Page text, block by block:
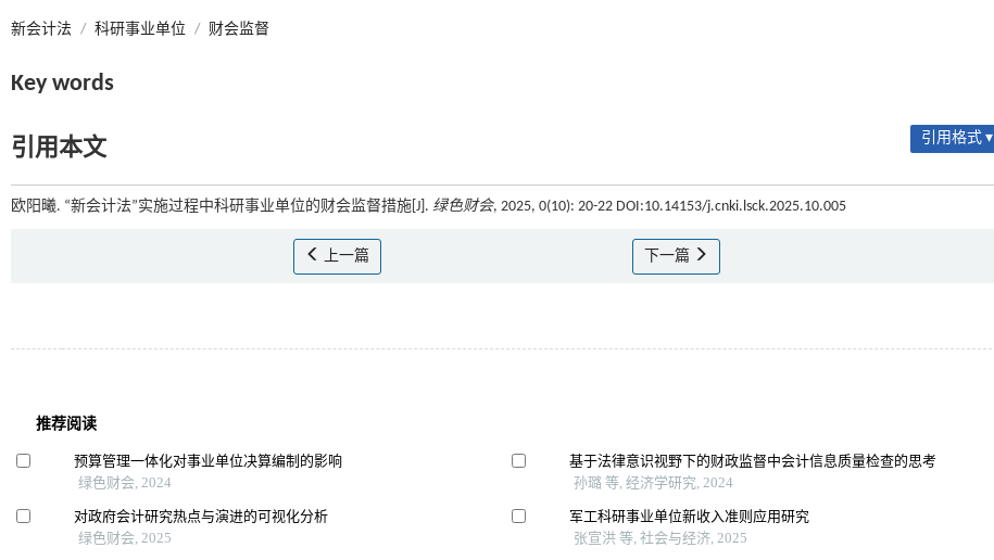
新会计法 / 科研事业单位 / 财会监督
Key words
引用本文 引用格式 ▾
欧阳曦. “新会计法”实施过程中科研事业单位的财会监督措施[J]. 绿色财会, 2025, 0(10): 20-22 DOI:10.14153/j.cnki.lsck.2025.10.005
上一篇 下一篇